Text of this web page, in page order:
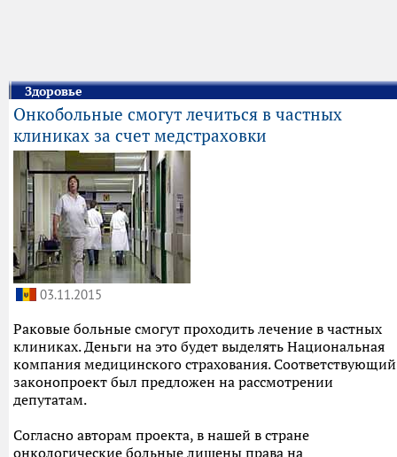
Здоровье
Онкобольные смогут лечиться в частных
клиниках за счет медстраховки
03.11.2015
Раковые больные смогут проходить лечение в частных
клиниках. Деньги на это будет выделять Национальная
компания медицинского страхования. Соответствующий
законопроект был предложен на рассмотрении
депутатам.
Согласно авторам проекта, в нашей в стране
онкологические больные лишены права на